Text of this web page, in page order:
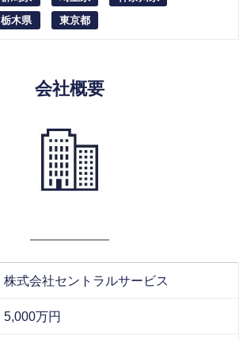
栃木県 東京都
会社概要
株式会社セントラルサービス
5,000万円